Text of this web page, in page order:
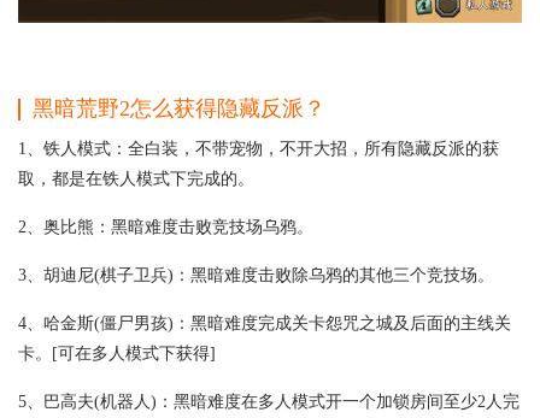
黑暗荒野2怎么获得隐藏反派？
1、铁人模式：全白装，不带宠物，不开大招，所有隐藏反派的获
取，都是在铁人模式下完成的。
2、奥比熊：黑暗难度击败竞技场乌鸦。
3、胡迪尼(棋子卫兵)：黑暗难度击败除乌鸦的其他三个竞技场。
4、哈金斯(僵尸男孩)：黑暗难度完成关卡怨咒之城及后面的主线关
卡。[可在多人模式下获得]
5、巴高夫(机器人)：黑暗难度在多人模式开一个加锁房间至少2人完